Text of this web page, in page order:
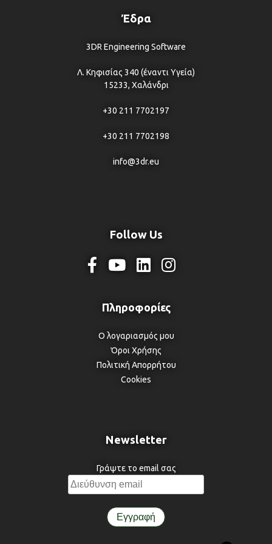
Έδρα
3DR Engineering Software
Λ. Κηφισίας 340 (έναντι Υγεία)
15233, Χαλάνδρι
+30 211 7702197
+30 211 7702198
info@3dr.eu
Follow Us
Ο λογαριασμός μου
Όροι Χρήσης
Πολιτική Απορρήτου
Cookies
Newsletter
Γράψτε το email σας